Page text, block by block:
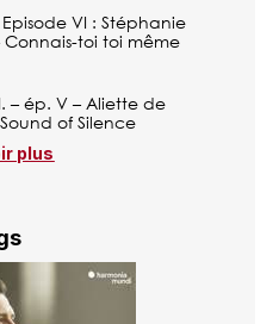
Episode VI : Stéphanie
Connais-toi toi même
– ép. V – Aliette de
of Silence
plus